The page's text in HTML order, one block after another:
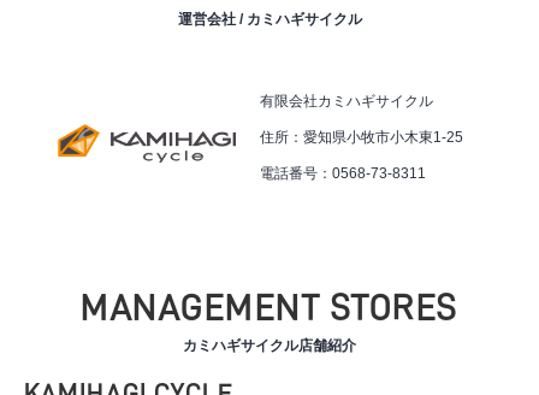
運営会社 / カミハギサイクル
有限会社カミハギサイクル
住所：愛知県小牧市小木東1-25
電話番号：0568-73-8311
MANAGEMENT STORES
カミハギサイクル店舗紹介